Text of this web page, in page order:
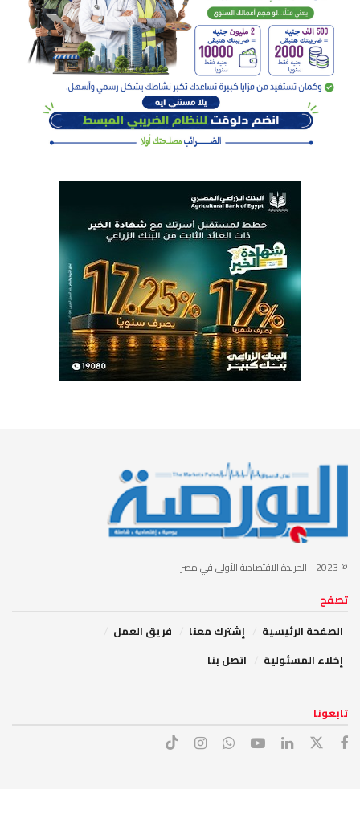
© 2023 - الجريدة الاقتصادية الأولى في مصر
تصفح
الصفحة الرئيسية
إشترك معنا
فريق العمل
إخلاء المسئولية
اتصل بنا
تابعونا